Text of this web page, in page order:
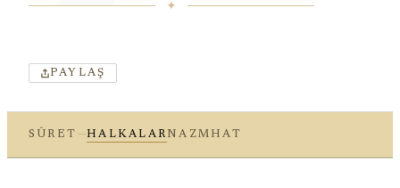
✦
PAYLAŞ
SÛRET —HALKALAR NAZM HAT